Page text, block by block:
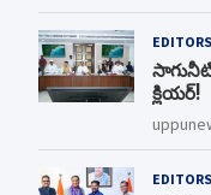
సాగునీటి
క్లియర్!